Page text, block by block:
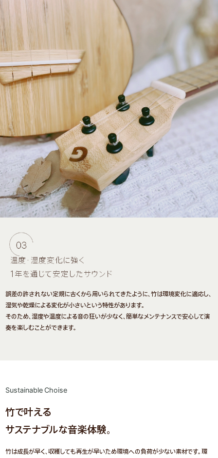
温度・湿度変化に強く
1年を通じて安定したサウンド
誤差の許されない定規に古くから用いられてきたように、竹は環境変化に適応し、
湿気や乾燥による変化が小さいという特性があります。
そのため、湿度や温度による音の狂いが少なく、簡単なメンテナンスで安心して演
奏を楽しむことができます。
Sustainable Choise
竹で叶える
サステナブルな音楽体験。
竹は成長が早く、収穫しても再生が早いため環境への負荷が少ない素材です。環